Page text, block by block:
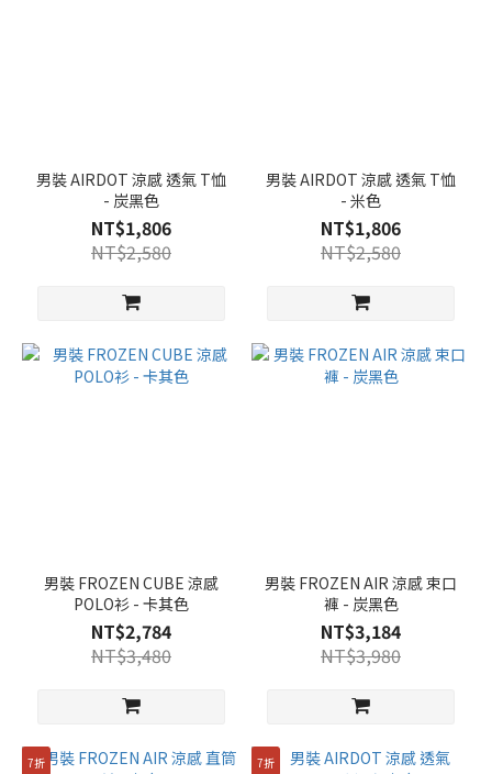
男裝 AIRDOT 涼感 透氣 T恤
- 炭黑色
NT$1,806
NT$2,580
男裝 AIRDOT 涼感 透氣 T恤
- 米色
NT$1,806
NT$2,580
男裝 FROZEN CUBE 涼感
POLO衫 - 卡其色
NT$2,784
NT$3,480
男裝 FROZEN AIR 涼感 束口
褲 - 炭黑色
NT$3,184
NT$3,980
7折 7折